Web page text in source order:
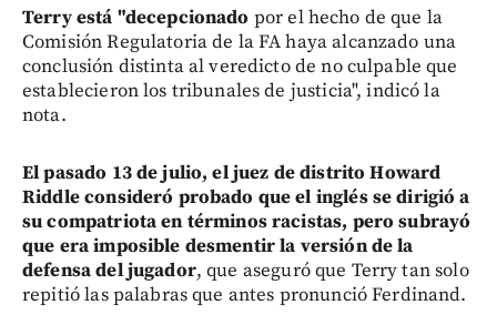
Terry está "decepcionado por el hecho de que la
Comisión Regulatoria de la FA haya alcanzado una
conclusión distinta al veredicto de no culpable que
establecieron los tribunales de justicia", indicó la
nota.
El pasado 13 de julio, el juez de distrito Howard
Riddle consideró probado que el inglés se dirigió a
su compatriota en términos racistas, pero subrayó
que era imposible desmentir la versión de la
defensa del jugador, que aseguró que Terry tan solo
repitió las palabras que antes pronunció Ferdinand.